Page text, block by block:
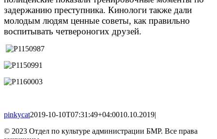
задержанию преступника. Кинологи также дали
молодым людям ценные советы, как правильно
воспитывать четвероногих друзей.
pinkycat2019-10-10T07:31:49+04:0010.10.2019|
© 2023 Отдел по культуре администрации БМР. Все права